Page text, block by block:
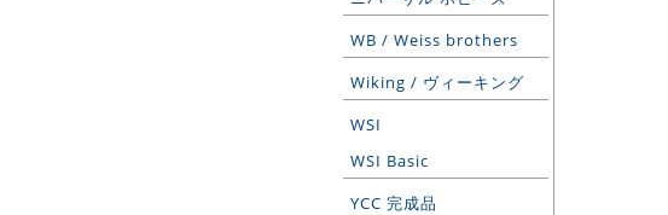
WB / Weiss brothers
Wiking / ヴィーキング
WSI
WSI Basic
YCC 完成品